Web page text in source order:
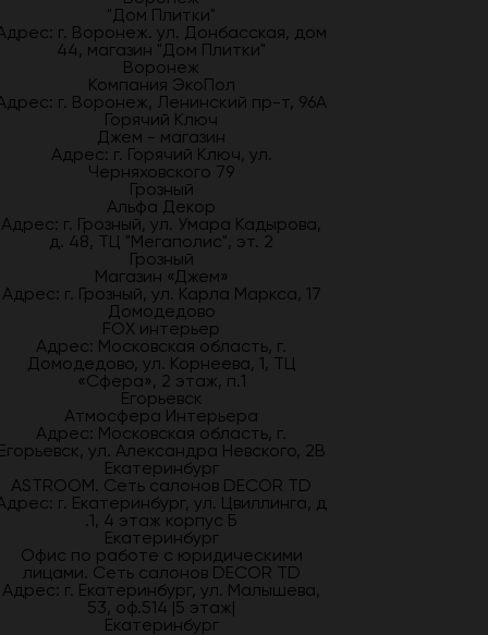
"Дом Плитки"
г. Воронеж. ул. Донбасская, дом
44, магазин "Дом Плитки"
Воронеж
Компания ЭкоПол
г. Воронеж, Ленинский пр-т, 96А
Горячий Ключ
Джем - магазин
Адрес: г. Горячий Ключ, ул.
Черняховского 79
Грозный
Альфа Декор
Адрес: г. Грозный, ул. Умара Кадырова,
д. 48, ТЦ "Мегаполис", эт. 2
Грозный
Магазин «Джем»
Адрес: г. Грозный, ул. Карла Маркса, 17
Домодедово
FOX интерьер
Адрес: Московская область, г.
Домодедово, ул. Корнеева, 1, ТЦ
«Сфера», 2 этаж, п.1
Егорьевск
Атмосфера Интерьера
Адрес: Московская область, г.
ул. Александра Невского, 2В
Екатеринбург
ASTROOM. Сеть салонов DECOR TD
г. Екатеринбург, ул. Цвиллинга, д
.1, 4 этаж корпус Б
Екатеринбург
Офис по работе с юридическими
лицами. Сеть салонов DECOR TD
Адрес: г. Екатеринбург, ул. Малышева,
53, оф.514 |5 этаж|
Екатеринбург